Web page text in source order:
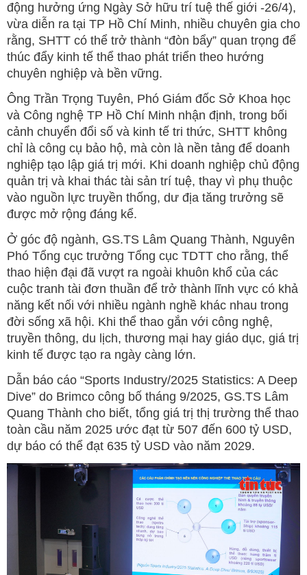
động hưởng ứng Ngày Sở hữu trí tuệ thế giới -26/4),
vừa diễn ra tại TP Hồ Chí Minh, nhiều chuyên gia cho
rằng, SHTT có thể trở thành “đòn bẩy” quan trọng để
thúc đẩy kinh tế thể thao phát triển theo hướng
chuyên nghiệp và bền vững.
Ông Trần Trọng Tuyên, Phó Giám đốc Sở Khoa học
và Công nghệ TP Hồ Chí Minh nhận định, trong bối
cảnh chuyển đổi số và kinh tế tri thức, SHTT không
chỉ là công cụ bảo hộ, mà còn là nền tảng để doanh
nghiệp tạo lập giá trị mới. Khi doanh nghiệp chủ động
quản trị và khai thác tài sản trí tuệ, thay vì phụ thuộc
vào nguồn lực truyền thống, dư địa tăng trưởng sẽ
được mở rộng đáng kể.
Ở góc độ ngành, GS.TS Lâm Quang Thành, Nguyên
Phó Tổng cục trưởng Tổng cục TDTT cho rằng, thể
thao hiện đại đã vượt ra ngoài khuôn khổ của các
cuộc tranh tài đơn thuần để trở thành lĩnh vực có khả
năng kết nối với nhiều ngành nghề khác nhau trong
đời sống xã hội. Khi thể thao gắn với công nghệ,
truyền thông, du lịch, thương mại hay giáo dục, giá trị
kinh tế được tạo ra ngày càng lớn.
Dẫn báo cáo “Sports Industry/2025 Statistics: A Deep
Dive” do Brimco công bố tháng 9/2025, GS.TS Lâm
Quang Thành cho biết, tổng giá trị thị trường thể thao
toàn cầu năm 2025 ước đạt từ 507 đến 600 tỷ USD,
dự báo có thể đạt 635 tỷ USD vào năm 2029.